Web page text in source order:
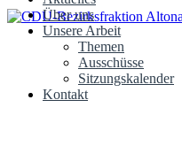
Über uns
Unsere Arbeit
Themen
Ausschüsse
Sitzungskalender
Kontakt